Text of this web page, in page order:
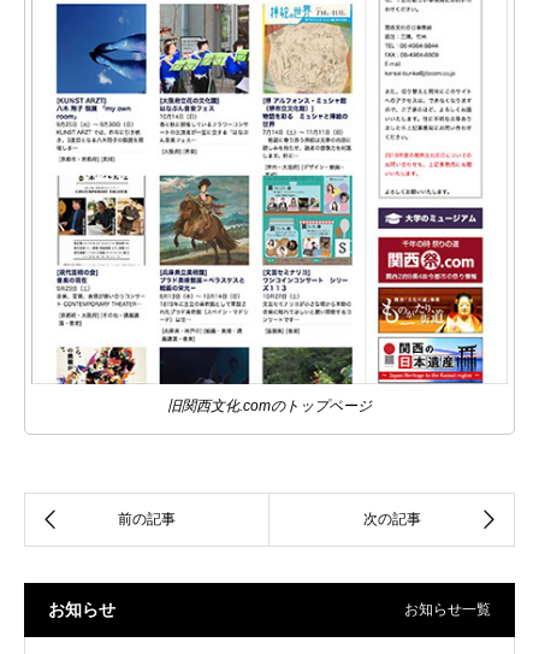
旧関西文化.comのトップページ
お知らせ お知らせ一覧